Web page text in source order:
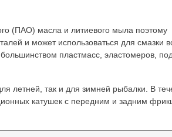
(ПАО) масла и литиевого мыла поэтому
и может использоваться для смазки
пластмасс, эластомеров,
летней, так и для зимней рыбалки. В
катушек с передним и задним